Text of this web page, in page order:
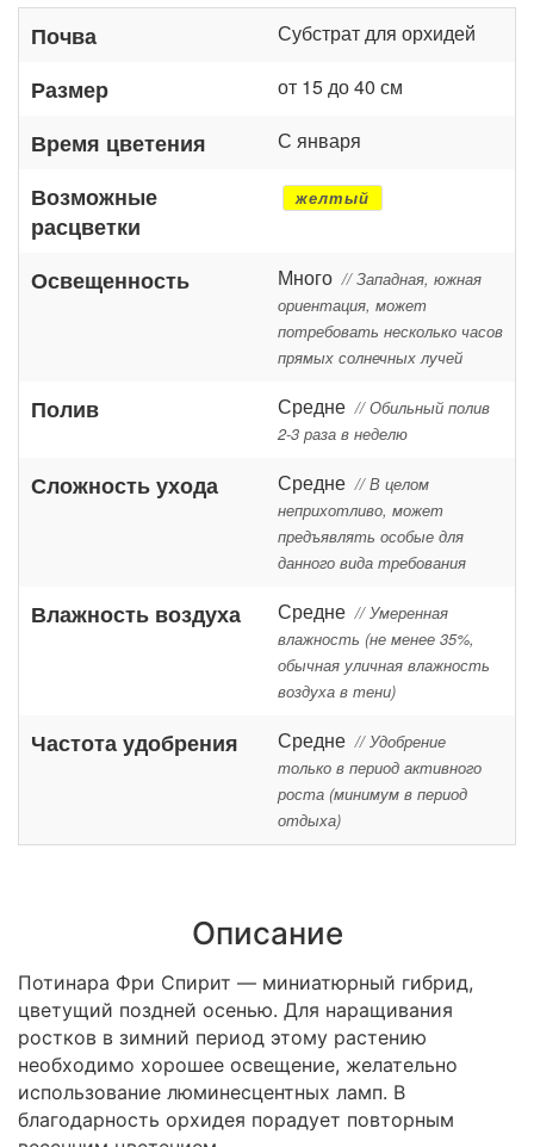
Почва Субстрат для орхидей
Размер от 15 до 40 см
Время цветения С января
Возможные
расцветки
желтый
Освещенность Много // Западная, южная
ориентация, может
потребовать несколько часов
прямых солнечных лучей
Полив Средне // Обильный полив
2-3 раза в неделю
Сложность ухода Средне // В целом
неприхотливо, может
предъявлять особые для
данного вида требования
Влажность воздуха Средне // Умеренная
влажность (не менее 35%,
обычная уличная влажность
воздуха в тени)
Частота удобрения Средне // Удобрение
только в период активного
роста (минимум в период
отдыха)
Описание
Потинара Фри Спирит ― миниатюрный гибрид,
цветущий поздней осенью. Для наращивания
ростков в зимний период этому растению
необходимо хорошее освещение, желательно
использование люминесцентных ламп. В
благодарность орхидея порадует повторным